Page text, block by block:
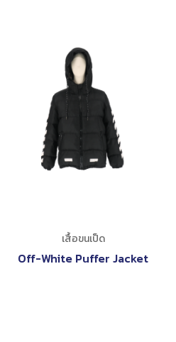
เสื้อขนเป็ด
Off-White Puffer Jacket